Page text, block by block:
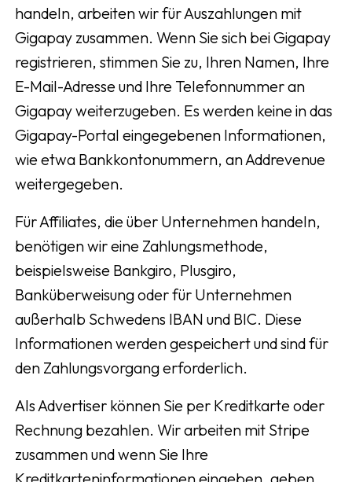
handeln, arbeiten wir für Auszahlungen mit
Gigapay zusammen. Wenn Sie sich bei Gigapay
registrieren, stimmen Sie zu, Ihren Namen, Ihre
E-Mail-Adresse und Ihre Telefonnummer an
Gigapay weiterzugeben. Es werden keine in das
Gigapay-Portal eingegebenen Informationen,
wie etwa Bankkontonummern, an Addrevenue
weitergegeben.
Für Affiliates, die über Unternehmen handeln,
benötigen wir eine Zahlungsmethode,
beispielsweise Bankgiro, Plusgiro,
Banküberweisung oder für Unternehmen
außerhalb Schwedens IBAN und BIC. Diese
Informationen werden gespeichert und sind für
den Zahlungsvorgang erforderlich.
Als Advertiser können Sie per Kreditkarte oder
Rechnung bezahlen. Wir arbeiten mit Stripe
zusammen und wenn Sie Ihre